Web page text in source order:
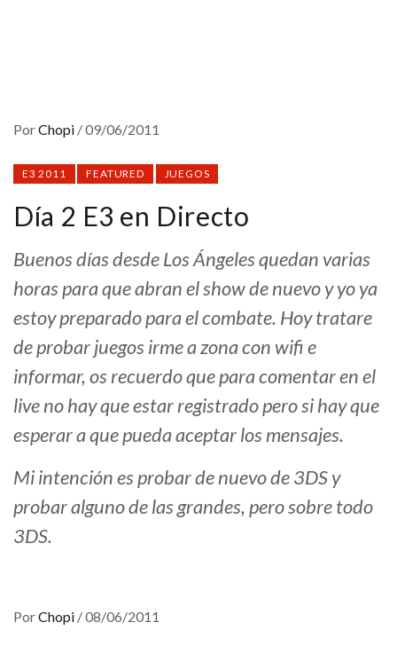
PorChopi /09/06/2011
E3 2011 FEATURED JUEGOS
Día 2 E3 en Directo
Buenos días desde Los Ángeles quedan varias
horas para que abran el show de nuevo y yo ya
estoy preparado para el combate. Hoy tratare
de probar juegos irme a zona con wifi e
informar, os recuerdo que para comentar en el
live no hay que estar registrado pero si hay que
esperar a que pueda aceptar los mensajes.
Mi intención es probar de nuevo de 3DS y
probar alguno de las grandes, pero sobre todo
3DS.
PorChopi /08/06/2011